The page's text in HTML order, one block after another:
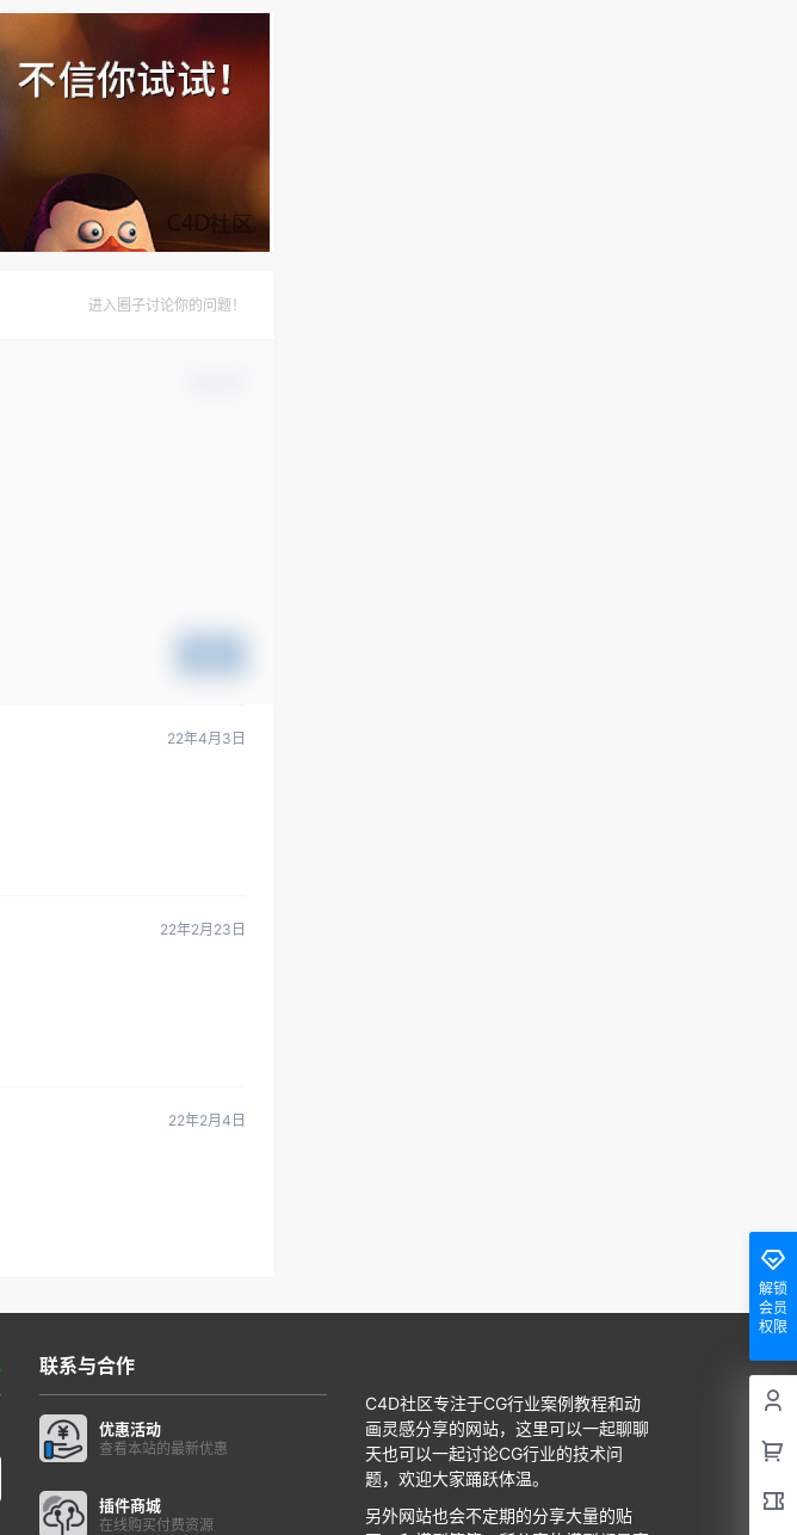
进入圈子讨论你的问题！
22年4月3日
22年2月23日
22年2月4日
解锁
会员
权限
联系与合作
优惠活动
查看本站的最新优惠
插件商城
在线购买付费资源
C4D社区专注于CG行业案例教程和动
画灵感分享的网站，这里可以一起聊聊
天也可以一起讨论CG行业的技术问
题，欢迎大家踊跃体温。
另外网站也会不定期的分享大量的贴